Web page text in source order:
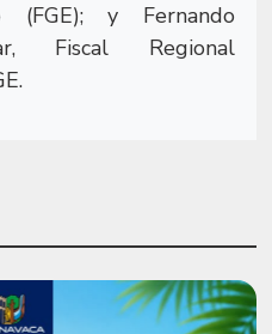
(FGE); y Fernando
Fiscal Regional